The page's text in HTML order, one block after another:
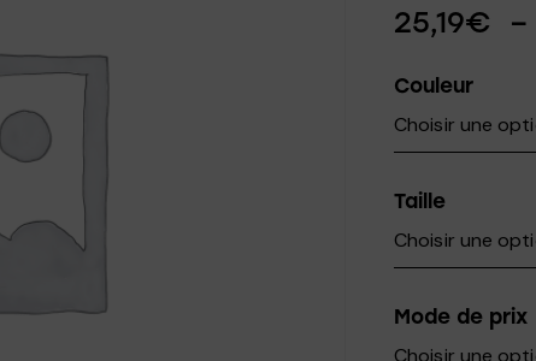
25,19€ –
Couleur
Taille
Mode de prix